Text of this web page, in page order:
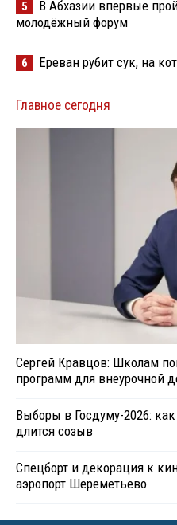
5
В Абхазии впервые
молодёжный форум
6 Ереван рубит сук, на
Главное сегодня
Сергей Кравцов: Школам
программ для внеурочной
Выборы в Госдуму-2026:
длится созыв
Спецборт и декорация к
аэропорт Шереметьево